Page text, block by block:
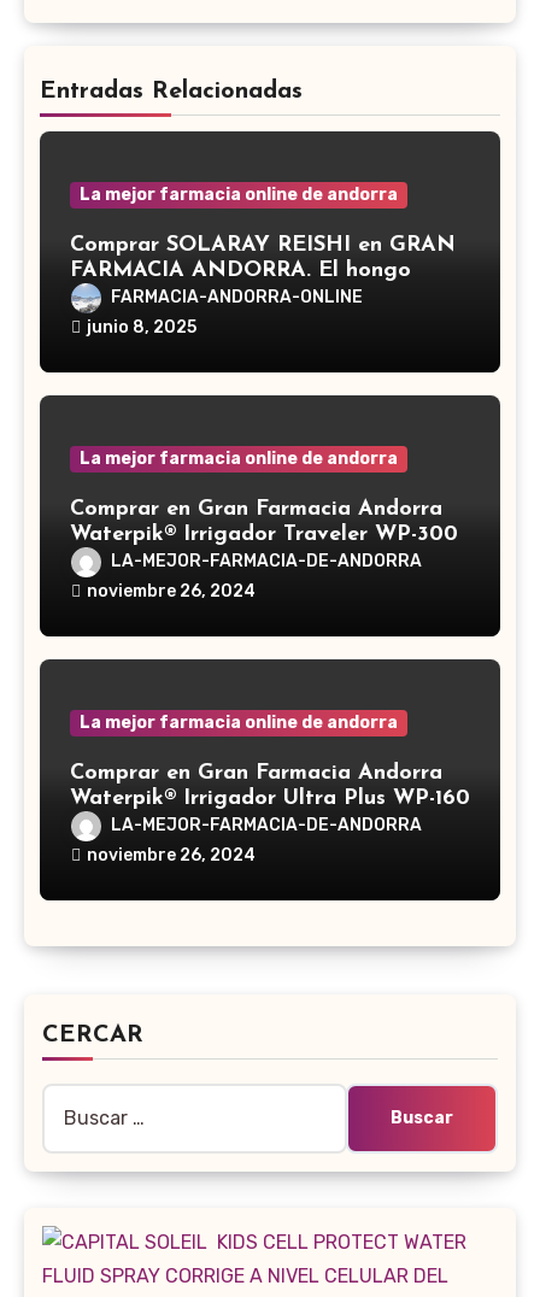
Entradas Relacionadas
La mejor farmacia online de andorra
Comprar SOLARAY REISHI en GRAN
FARMACIA ANDORRA. El hongo
Reishi, cuyo nombre científico es
Ganoderma lucidum, es un hongo
en la medicina tradicional asiática
FARMACIA-ANDORRA-ONLINE
junio 8, 2025
La mejor farmacia online de andorra
Comprar en Gran Farmacia Andorra
Waterpik® Irrigador Traveler WP-300
LA-MEJOR-FARMACIA-DE-ANDORRA
noviembre 26, 2024
La mejor farmacia online de andorra
Comprar en Gran Farmacia Andorra
Waterpik® Irrigador Ultra Plus WP-160
LA-MEJOR-FARMACIA-DE-ANDORRA
noviembre 26, 2024
CERCAR